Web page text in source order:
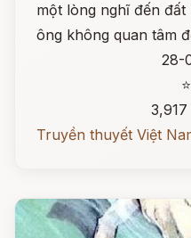
một lòng nghĩ đến
ông không quan tâm
28-
Truyền thuyết Việt